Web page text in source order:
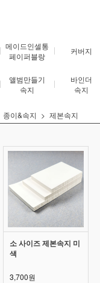
메이드인셀통
페이퍼블랑
커버지
앨범만들기
속지
바인더
속지
종이&속지 제본속지
소 사이즈 제본속지 미
색
3,700원